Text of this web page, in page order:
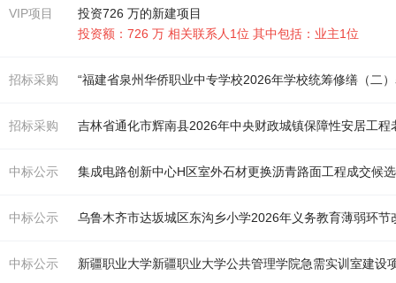
VIP项目
投资726 万的新建项目
投资额：726 万 相关联系人1位 其中包括：业主1位
招标采购 “福建省泉州华侨职业中专学校2026年学校统筹修缮（二
招标采购 吉林省通化市辉南县2026年中央财政城镇保障性安居工
中标公示 集成电路创新中心H区室外石材更换沥青路面工程成交候
中标公示
中标公示 新疆职业大学新疆职业大学公共管理学院急需实训室建设